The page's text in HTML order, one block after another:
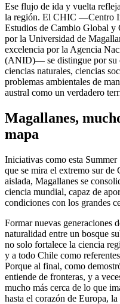
Ese flujo de ida y vuelta
la región. El CHIC —Centro
Estudios de Cambio Global y
por la Universidad de
excelencia por la Agencia
(ANID)— se distingue por su
ciencias naturales, ciencias
problemas ambientales de
austral como un verdadero
Magallanes,
mapa
Iniciativas como esta
que se mira el extremo sur de
aislada, Magallanes se
ciencia mundial, capaz de
condiciones con los grandes
Formar nuevas generaciones
naturalidad entre un bosque
no solo fortalece la ciencia
y a todo Chile como
Porque al final, como
entiende de fronteras, y a
mucho más cerca de lo que
hasta el corazón de Europa,